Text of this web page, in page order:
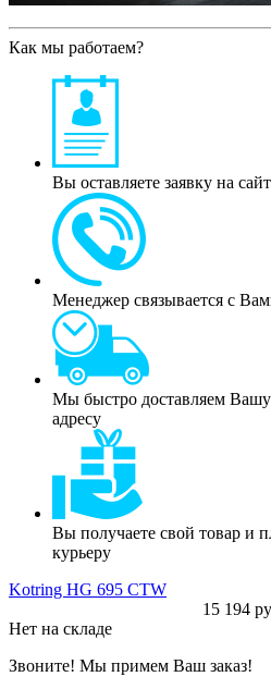
Как мы работаем?
Вы оставляете заявку на
Менеджер связывается с
Мы быстро доставляем
адресу
Вы получаете свой товар и
курьеру
Kotring HG 695 CTW
15 194
Нет на складе
Звоните! Мы примем Ваш заказ!